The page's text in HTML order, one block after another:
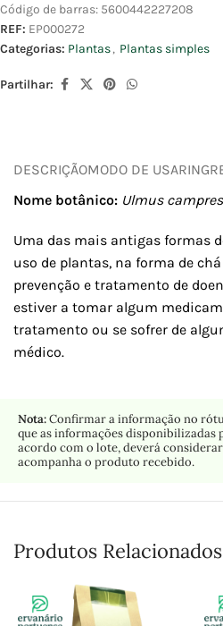
Código de barras: 5600442227208
REF: EP000272
Categorias: Plantas, Plantas simples
Partilhar:
DESCRIÇÃOMODO DE USAR
Nome botânico: Ulmus
Uma das mais antigas formas
uso de plantas, na forma de
prevenção e tratamento de
estiver a tomar algum
tratamento ou se sofrer de
médico.
Nota:Confirmar a informação no
que as informações disponibilizadas
acordo com o lote, deverá
acompanha o produto recebido.
Produtos Relacionados